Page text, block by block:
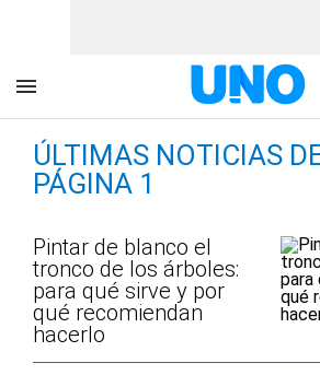
ÚLTIMAS NOTICIAS
PÁGINA 1
Pintar de blanco el
tronco de los árboles:
para qué sirve y por
qué recomiendan
hacerlo